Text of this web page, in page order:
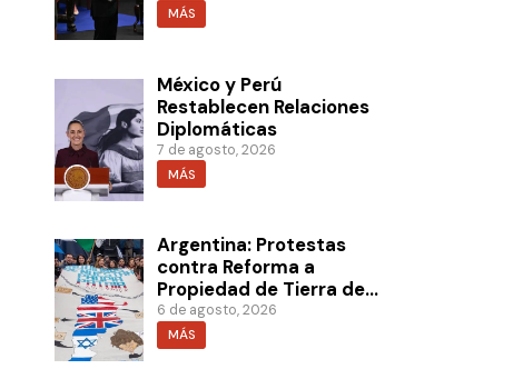
MÁS
México y Perú
Restablecen Relaciones
Diplomáticas
7 de agosto, 2026
MÁS
Argentina: Protestas
contra Reforma a
Propiedad de Tierra de
Milei
6 de agosto, 2026
MÁS